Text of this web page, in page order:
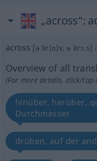
„across“:
across [əˈkr(ɒ)s; əˈkrɔːs]
Overview of all
(For more details, click/
hinüber, herüber,
Durchmesser
drüben, auf der